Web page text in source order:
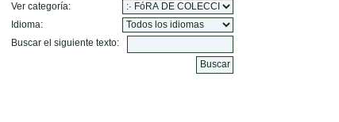
Ver categoría:
Idioma:
Buscar el siguiente texto: